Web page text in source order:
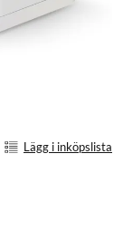
Lägg i inköpslista